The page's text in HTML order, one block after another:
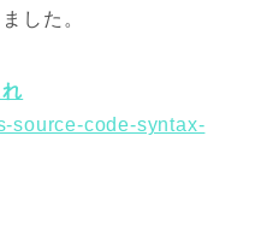
した。
source-code-syntax-